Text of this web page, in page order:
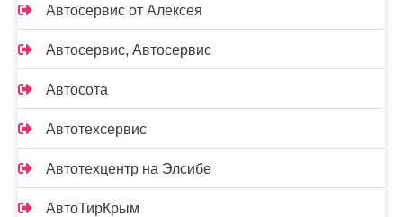
Автосервис от Алексея
Автосервис, Автосервис
Автосота
Автотехсервис
Автотехцентр на Элсибе
АвтоТирКрым